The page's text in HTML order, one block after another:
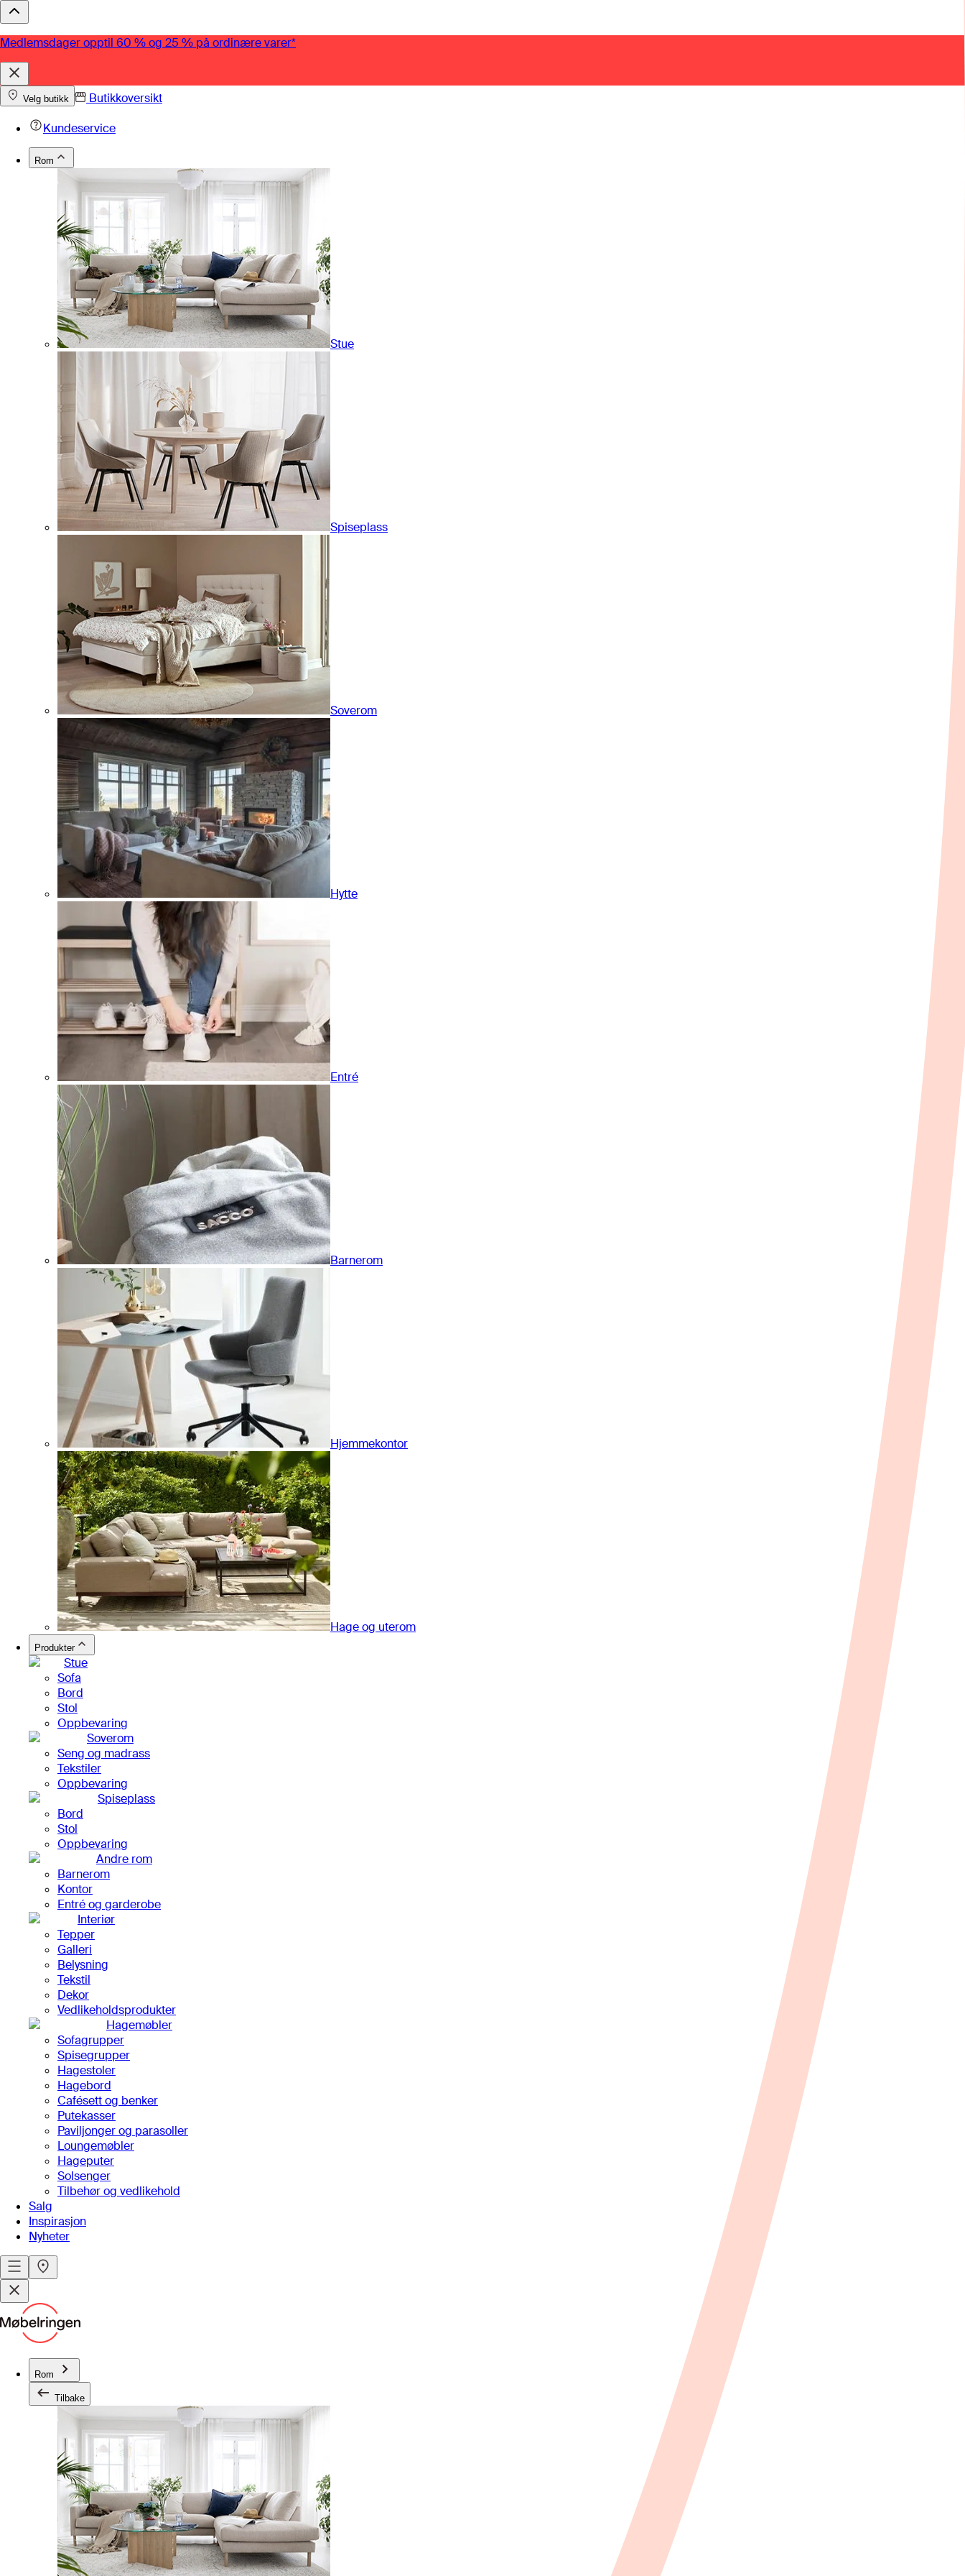
Medlemsdager opptil 60 % og 25 % på ordinære varer*
Velg butikk
Butikkoversikt
Kundeservice
Rom
Stue
Spiseplass
Soverom
Hytte
Entré
Barnerom
Hjemmekontor
Hage og uterom
Produkter
Stue
Sofa
Bord
Stol
Oppbevaring
Soverom
Seng og madrass
Tekstiler
Oppbevaring
Spiseplass
Bord
Stol
Oppbevaring
Andre rom
Barnerom
Kontor
Entré og garderobe
Interiør
Tepper
Galleri
Belysning
Tekstil
Dekor
Vedlikeholdsprodukter
Hagemøbler
Sofagrupper
Spisegrupper
Hagestoler
Hagebord
Cafésett og benker
Putekasser
Paviljonger og parasoller
Loungemøbler
Hageputer
Solsenger
Tilbehør og vedlikehold
Salg
Inspirasjon
Nyheter
Rom
Tilbake